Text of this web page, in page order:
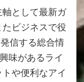
として最新ガ
ビジネスで役
信する総合情
味があるライ
や便利なアイ